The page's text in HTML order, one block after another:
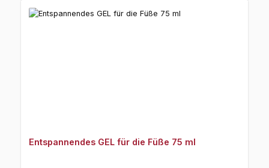
Entspannendes GEL für die Füße 75 ml